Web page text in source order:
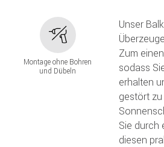
Montage ohne Bohren
und Dübeln
Unser
Zum
sodass
erhalten
gestört
Sie durch
diesen